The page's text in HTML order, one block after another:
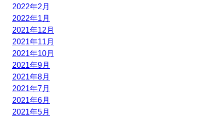
2022年2月
2022年1月
2021年12月
2021年11月
2021年10月
2021年9月
2021年8月
2021年7月
2021年6月
2021年5月